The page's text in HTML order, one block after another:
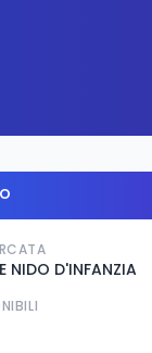
NIDO D'INFANZIA